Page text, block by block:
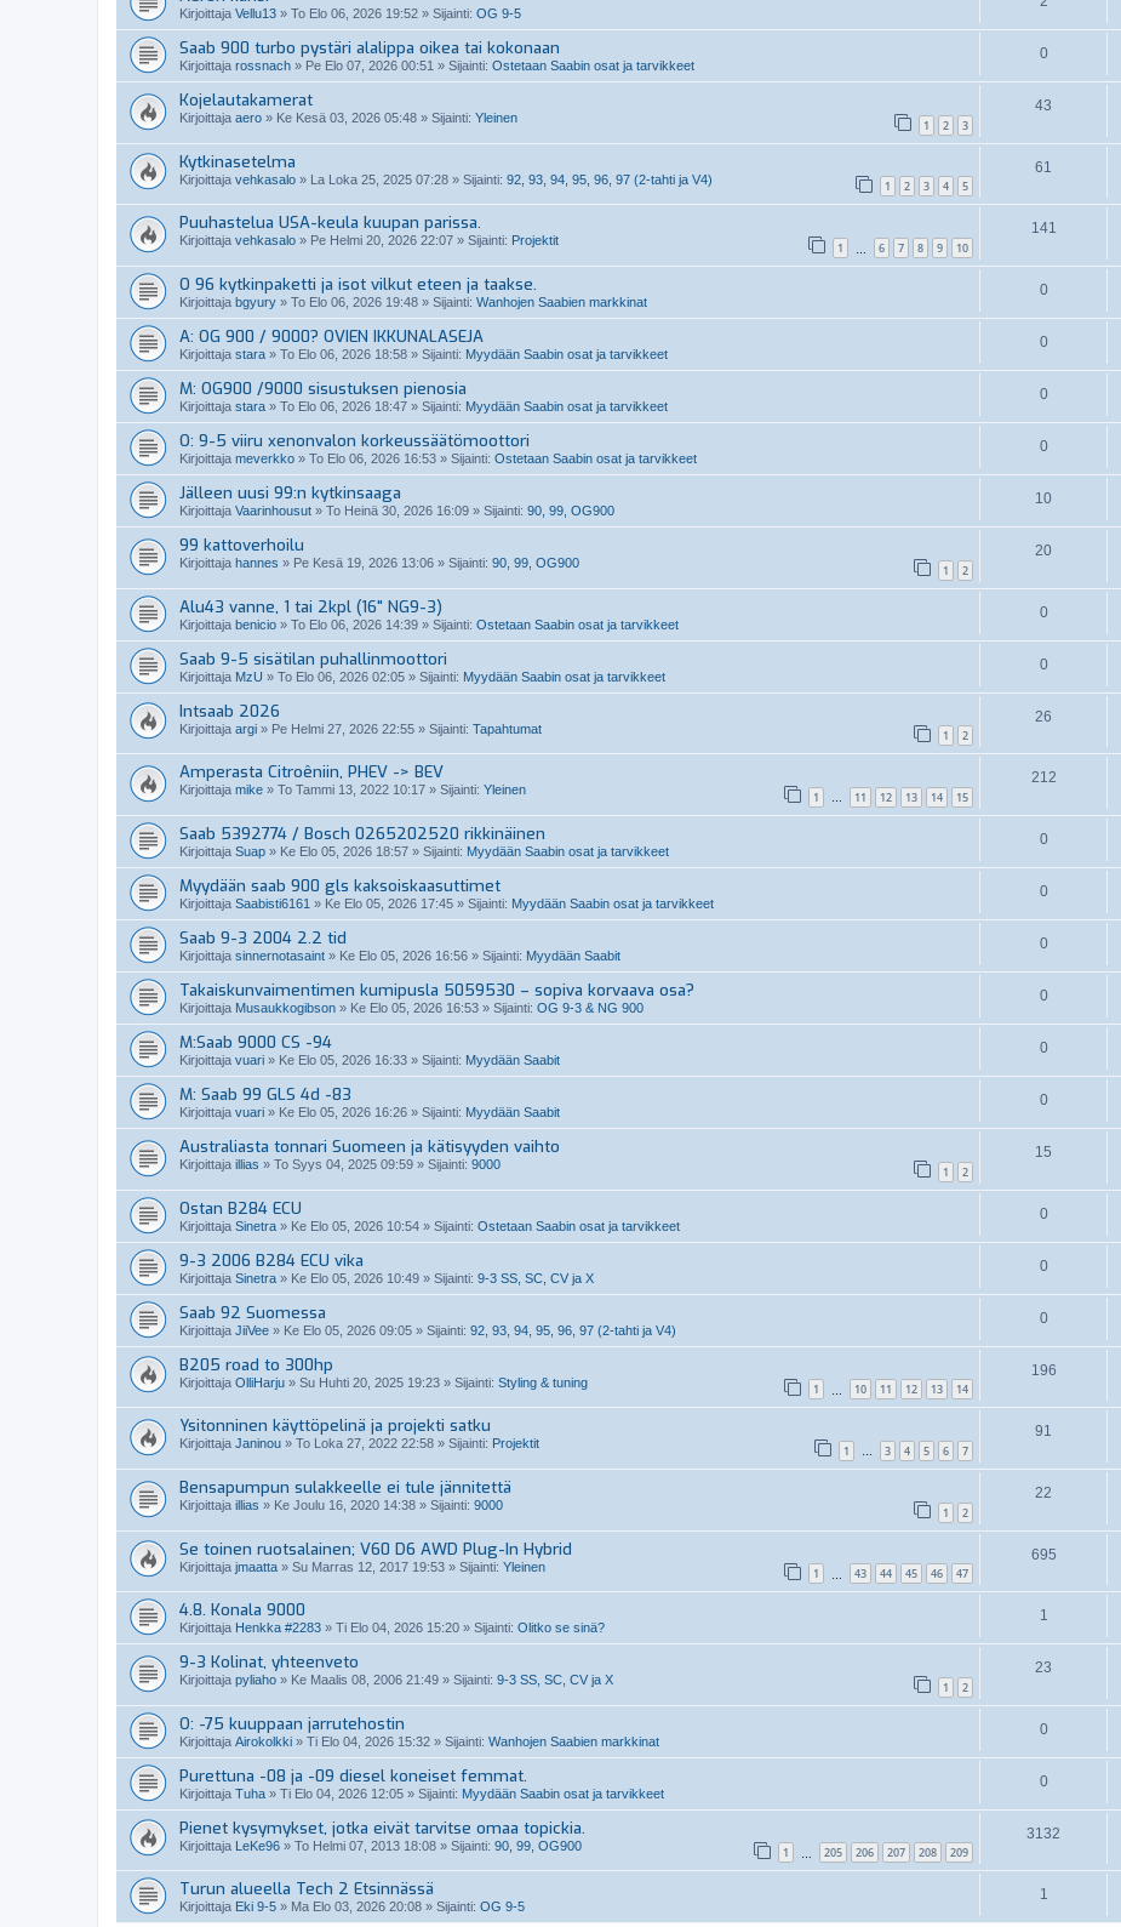
Kirjoittaja Vellu13 » To Elo 06, 2026 19:52 » Sijainti: OG 9-5
Saab 900 turbo pystäri alalippa oikea tai kokonaan
Kirjoittaja rossnach » Pe Elo 07, 2026 00:51 » Sijainti: Ostetaan Saabin osat ja tarvikkeet
0
Kojelautakamerat
Kirjoittaja aero » Ke Kesä 03, 2026 05:48 » Sijainti: Yleinen 1 2 3
43
Kytkinasetelma
Kirjoittaja vehkasalo » La Loka 25, 2025 07:28 » Sijainti: 92, 93, 94, 95, 96, 97 (2-tahti ja V4) 1 2 3 4 5
61
Puuhastelua USA-keula kuupan parissa.
Kirjoittaja vehkasalo » Pe Helmi 20, 2026 22:07 » Sijainti: Projektit 1 6 7 8 9 10
141
O 96 kytkinpaketti ja isot vilkut eteen ja taakse.
Kirjoittaja bgyury » To Elo 06, 2026 19:48 » Sijainti: Wanhojen Saabien markkinat
0
A: OG 900 / 9000? OVIEN IKKUNALASEJA
Kirjoittaja stara » To Elo 06, 2026 18:58 » Sijainti: Myydään Saabin osat ja tarvikkeet
0
M: OG900 /9000 sisustuksen pienosia
Kirjoittaja stara » To Elo 06, 2026 18:47 » Sijainti: Myydään Saabin osat ja tarvikkeet
0
O: 9-5 viiru xenonvalon korkeussäätömoottori
Kirjoittaja meverkko » To Elo 06, 2026 16:53 » Sijainti: Ostetaan Saabin osat ja tarvikkeet
0
Jälleen uusi 99:n kytkinsaaga
Kirjoittaja Vaarinhousut » To Heinä 30, 2026 16:09 » Sijainti: 90, 99, OG900
10
99 kattoverhoilu
Kirjoittaja hannes » Pe Kesä 19, 2026 13:06 » Sijainti: 90, 99, OG900 1 2
20
Alu43 vanne, 1 tai 2kpl (16" NG9-3)
Kirjoittaja benicio » To Elo 06, 2026 14:39 » Sijainti: Ostetaan Saabin osat ja tarvikkeet
0
Saab 9-5 sisätilan puhallinmoottori
Kirjoittaja MzU » To Elo 06, 2026 02:05 » Sijainti: Myydään Saabin osat ja tarvikkeet
0
Intsaab 2026
Kirjoittaja argi » Pe Helmi 27, 2026 22:55 » Sijainti: Tapahtumat 1 2
26
Amperasta Citroêniin, PHEV -> BEV
Kirjoittaja mike » To Tammi 13, 2022 10:17 » Sijainti: Yleinen 1 … 11 12 13 14 15
212
Saab 5392774 / Bosch 0265202520 rikkinäinen
Kirjoittaja Suap » Ke Elo 05, 2026 18:57 » Sijainti: Myydään Saabin osat ja tarvikkeet
0
Myydään saab 900 gls kaksoiskaasuttimet
Kirjoittaja Saabisti6161 » Ke Elo 05, 2026 17:45 » Sijainti: Myydään Saabin osat ja tarvikkeet
0
Saab 9-3 2004 2.2 tid
Kirjoittaja sinnernotasaint » Ke Elo 05, 2026 16:56 » Sijainti: Myydään Saabit
0
Takaiskunvaimentimen kumipusla 5059530 – sopiva korvaava osa?
Kirjoittaja Musaukkogibson » Ke Elo 05, 2026 16:53 » Sijainti: OG 9-3 & NG 900
0
M:Saab 9000 CS -94
Kirjoittaja vuari » Ke Elo 05, 2026 16:33 » Sijainti: Myydään Saabit
0
M: Saab 99 GLS 4d -83
Kirjoittaja vuari » Ke Elo 05, 2026 16:26 » Sijainti: Myydään Saabit
0
Australiasta tonnari Suomeen ja kätisyyden vaihto
Kirjoittaja illias » To Syys 04, 2025 09:59 » Sijainti: 9000 1 2
15
Ostan B284 ECU
Kirjoittaja Sinetra » Ke Elo 05, 2026 10:54 » Sijainti: Ostetaan Saabin osat ja tarvikkeet
0
9-3 2006 B284 ECU vika
Kirjoittaja Sinetra » Ke Elo 05, 2026 10:49 » Sijainti: 9-3 SS, SC, CV ja X
0
Saab 92 Suomessa
Kirjoittaja JiiVee » Ke Elo 05, 2026 09:05 » Sijainti: 92, 93, 94, 95, 96, 97 (2-tahti ja V4)
0
B205 road to 300hp
Kirjoittaja OlliHarju » Su Huhti 20, 2025 19:23 » Sijainti: Styling & tuning 1 10 11 12 13 14
196
Ysitonninen käyttöpelinä ja projekti satku
Kirjoittaja Janinou » To Loka 27, 2022 22:58 » Sijainti: Projektit 1 … 3 4 5 6 7
91
Bensapumpun sulakkeelle ei tule jännitettä
Kirjoittaja illias » Ke Joulu 16, 2020 14:38 » Sijainti: 9000 1 2
22
Se toinen ruotsalainen; V60 D6 AWD Plug-In Hybrid
Kirjoittaja jmaatta » Su Marras 12, 2017 19:53 » Sijainti: Yleinen 1 43 44 45 46 47
695
4.8. Konala 9000
Kirjoittaja Henkka #2283 » Ti Elo 04, 2026 15:20 » Sijainti: Olitko se sinä?
1
9-3 Kolinat, yhteenveto
Kirjoittaja pyliaho » Ke Maalis 08, 2006 21:49 » Sijainti: 9-3 SS, SC, CV ja X 1 2
23
O: -75 kuuppaan jarrutehostin
Kirjoittaja Airokolkki » Ti Elo 04, 2026 15:32 » Sijainti: Wanhojen Saabien markkinat
0
Purettuna -08 ja -09 diesel koneiset femmat.
Kirjoittaja Tuha » Ti Elo 04, 2026 12:05 » Sijainti: Myydään Saabin osat ja tarvikkeet
0
Pienet kysymykset, jotka eivät tarvitse omaa topickia.
Kirjoittaja LeKe96 » To Helmi 07, 2013 18:08 » Sijainti: 90, 99, OG900 1 205 206 207 208 209
3132
Turun alueella Tech 2 Etsinnässä
Kirjoittaja Eki 9-5 » Ma Elo 03, 2026 20:08 » Sijainti: OG 9-5
1